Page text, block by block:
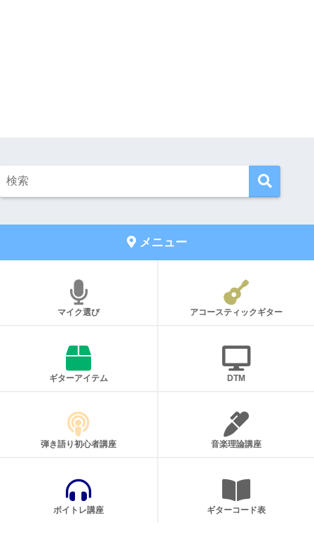
メニュー
マイク選び アコースティックギター
ギターアイテム DTM
弾き語り初心者講座 音楽理論講座
ボイトレ講座 ギターコード表